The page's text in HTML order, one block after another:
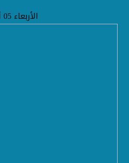
الأربعاء 05 أغسطس 2026 04:42 مساءً